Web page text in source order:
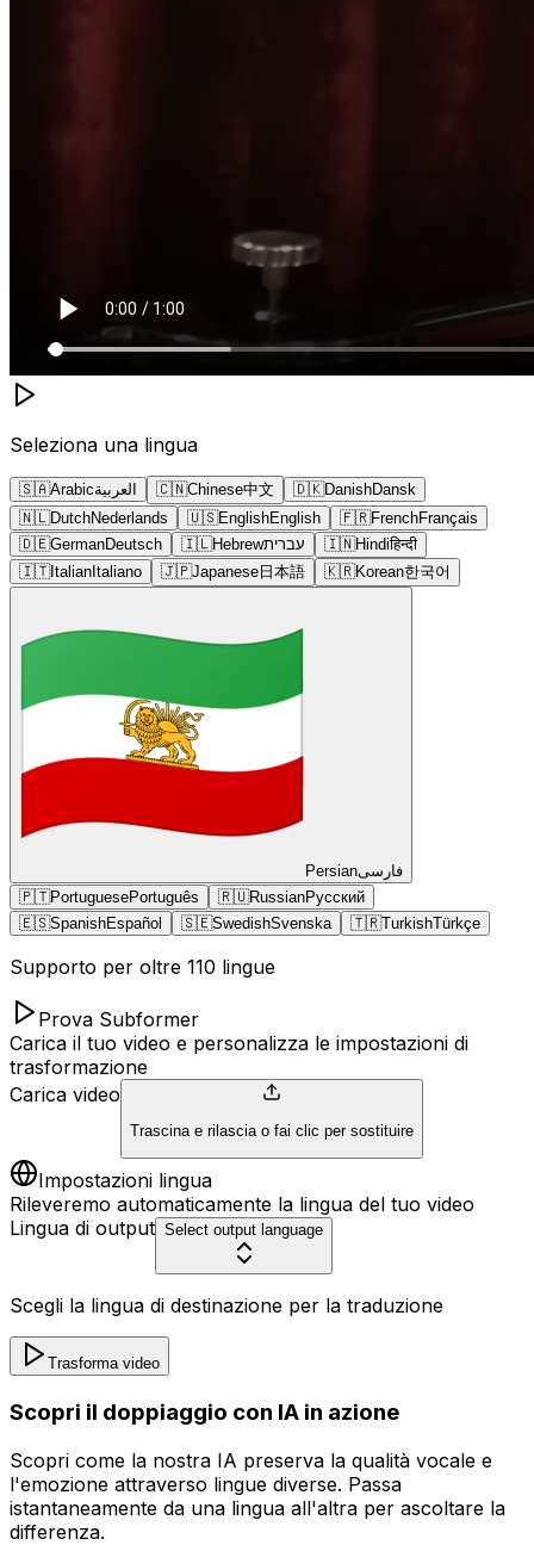
Seleziona una lingua
🇸🇦Arabicالعربية 🇨🇳Chinese中文 🇩🇰DanishDansk
🇳🇱DutchNederlands 🇺🇸EnglishEnglish 🇫🇷FrenchFrançais
🇩🇪GermanDeutsch 🇮🇱Hebrewעברית 🇮🇳Hindiहिन्दी
🇮🇹Italian Italiano 🇯🇵Japanese 日本語 🇰🇷Korean한국어
Persianفارسی
🇵🇹PortuguesePortuguês 🇷🇺RussianРусский
🇪🇸SpanishEspañol 🇸🇪SwedishSvenska 🇹🇷TurkishTürkçe
Supporto per oltre 110 lingue
Prova Subformer
Carica il tuo video e personalizza le impostazioni di
trasformazione
Carica video
Trascina e rilascia o fai clic per sostituire
Impostazioni lingua
Rileveremo automaticamente la lingua del tuo video
Lingua di output Select output language
Scegli la lingua di destinazione per la traduzione
Trasforma video
Scopri il doppiaggio con IA in azione
Scopri come la nostra IA preserva la qualità vocale e
l'emozione attraverso lingue diverse. Passa
istantaneamente da una lingua all'altra per ascoltare la
differenza.